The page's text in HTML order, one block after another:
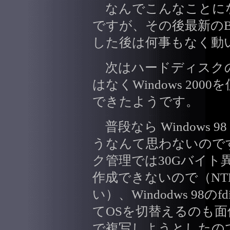
なんでこんなことに
ですが、その後最新の
した後は何事もなく
次はハードディスク
はなくWindows 2000
できたようです。
普段なら Windows
うなんて思わないので
ク管理では30Gバイト
作成できないので（
い）、Windodws 98の
てOSを切替えるのも